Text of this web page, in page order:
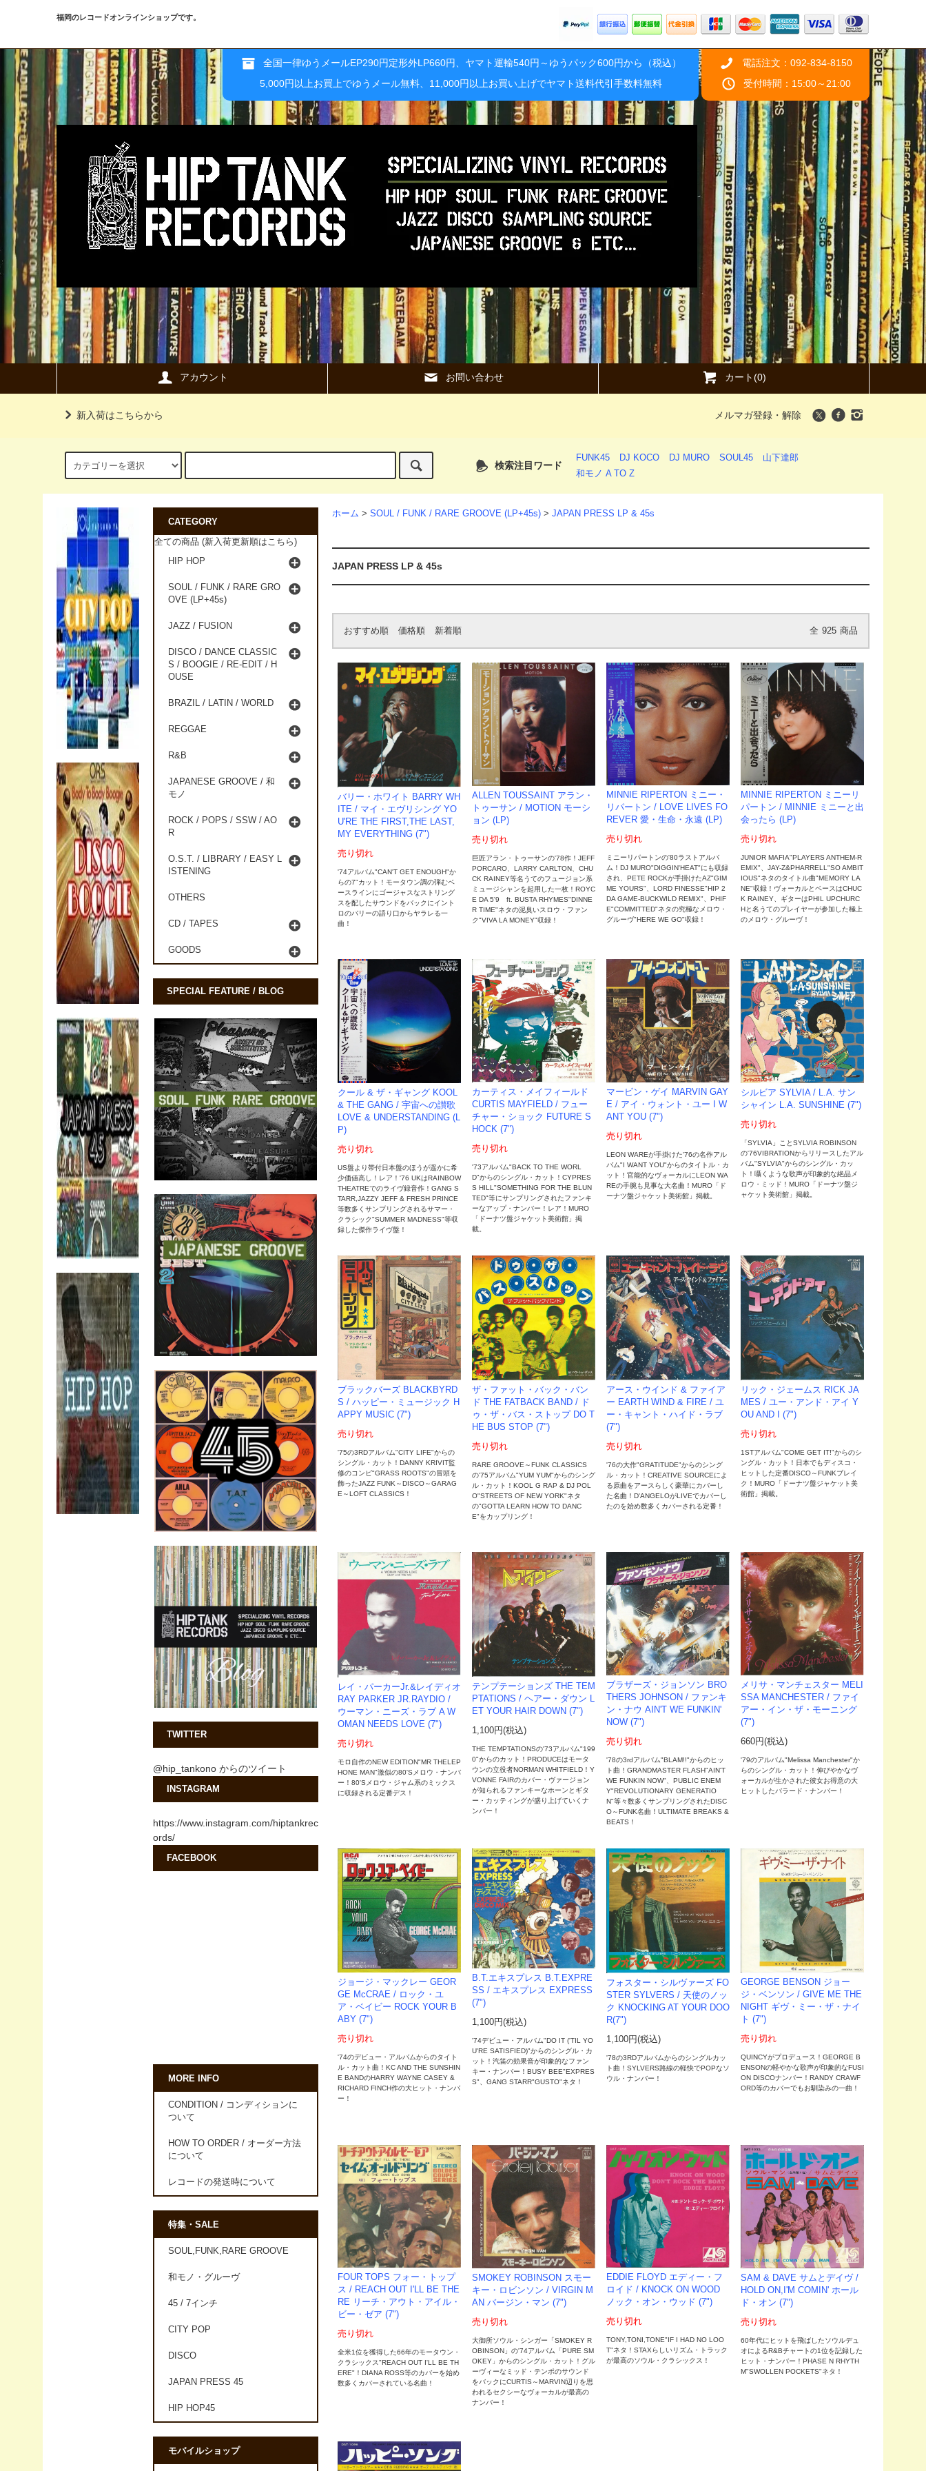
福岡のレコードオンラインショップです。
全国一律ゆうメールEP290円定形外LP660円、ヤマト運輸540円～ゆうパック600円から（税込）
5,000円以上お買上でゆうメール無料、11,000円以上お買い上げでヤマト送料代引手数料無料
電話注文：092-834-8150
受付時間：15:00～21:00
アカウント お問い合わせ カート(0)
新入荷はこちらから メルマガ登録・解除
検索注目ワード
FUNK45 DJ KOCO DJ MURO SOUL45
山下達郎
和モノ A TO Z
ホーム > SOUL / FUNK / RARE GROOVE (LP+45s) > JAPAN PRESS LP & 45s
JAPAN PRESS LP & 45s
おすすめ順 価格順 新着順 全 925 商品
バリー・ホワイト BARRY WH
ITE / マイ・エヴリシング YO
U'RE THE FIRST,THE LAST,
MY EVERYTHING (7")
売り切れ
'74アルバム"CAN'T GET ENOUGH"か
らの7"カット！モータウン調の弾むベ
ースラインにゴージャスなストリング
スを配したサウンドをバックにイント
ロのバリーの語り口からヤラレる一
曲！
ALLEN TOUSSAINT アラン・
トゥーサン / MOTION モーシ
ョン (LP)
売り切れ
巨匠アラン・トゥーサンの'78作！JEFF
PORCARO、LARRY CARLTON、CHU
CK RAINEY等名うてのフュージョン系
ミュージシャンを起用した一枚！ROYC
E DA 5'9 ft. BUSTA RHYMES"DINNE
R TIME"ネタの泥臭いスロウ・ファン
ク"VIVA LA MONEY"収録！
MINNIE RIPERTON ミニー・
リパートン / LOVE LIVES FO
REVER 愛・生命・永遠 (LP)
売り切れ
ミニーリパートンの'80ラストアルバ
ム！DJ MURO"DIGGIN'HEAT"にも収録
され、PETE ROCKが手掛けたAZ"GIM
ME YOURS"、LORD FINESSE"HIP 2
DA GAME-BUCKWILD REMIX"、PHIF
E"COMMITTED"ネタの究極なメロウ・
グルーヴ"HERE WE GO"収録！
MINNIE RIPERTON ミニーリ
パートン / MINNIE ミニーと出
会ったら (LP)
売り切れ
JUNIOR MAFIA"PLAYERS ANTHEM-R
EMIX"、JAY-Z&PHARRELL"SO AMBIT
IOUS"ネタのタイトル曲"MEMORY LA
NE"収録！ヴォーカルとベースはCHUC
K RAINEY、ギターはPHIL UPCHURC
Hと名うてのプレイヤーが参加した極上
のメロウ・グルーヴ！
クール & ザ・ギャング KOOL
& THE GANG / 宇宙への讃歌
LOVE & UNDERSTANDING (L
P)
売り切れ
US盤より帯付日本盤のほうが遥かに希
少価値高し！レア！'76 UKはRAINBOW
THEATREでのライヴ録音作！GANG S
TARR,JAZZY JEFF & FRESH PRINCE
等数多くサンプリングされるサマー・
クラシック"SUMMER MADNESS"等収
録した傑作ライヴ盤！
カーティス・メイフィールド
CURTIS MAYFIELD / フュー
チャー・ショック FUTURE S
HOCK (7")
売り切れ
'73アルバム"BACK TO THE WORL
D"からのシングル・カット！CYPRES
S HILL"SOMETHING FOR THE BLUN
TED"等にサンプリングされたファンキ
ーなアップ・ナンバー！レア！MURO
「ドーナツ盤ジャケット美術館」掲
載。
マービン・ゲイ MARVIN GAY
E / アイ・ウォント・ユー I W
ANT YOU (7")
売り切れ
LEON WAREが手掛けた'76の名作アル
バム"I WANT YOU"からのタイトル・カ
ット！官能的なヴォーカルにLEON WA
REの手腕も見事な大名曲！MURO「ド
ーナツ盤ジャケット美術館」掲載。
シルビア SYLVIA / L.A. サン
シャイン L.A. SUNSHINE (7")
売り切れ
「SYLVIA」ことSYLVIA ROBINSON
の'76VIBRATIONからリリースしたアル
バム"SYLVIA"からのシングル・カッ
ト！囁くような歌声が印象的な絶品メ
ロウ・ミッド！MURO「ドーナツ盤ジ
ャケット美術館」掲載。
ブラックバーズ BLACKBYRD
S / ハッピー・ミュージック H
APPY MUSIC (7")
売り切れ
'75の3RDアルバム"CITY LIFE"からの
シングル・カット！DANNY KRIVIT監
修のコンピ"GRASS ROOTS"の冒頭を
飾ったJAZZ FUNK～DISCO～GARAG
E～LOFT CLASSICS！
ザ・ファット・バック・バン
ド THE FATBACK BAND / ド
ゥ・ザ・バス・ストップ DO T
HE BUS STOP (7")
売り切れ
RARE GROOVE～FUNK CLASSICS
の'75アルバム"YUM YUM"からのシング
ル・カット！KOOL G RAP & DJ POL
O"STREETS OF NEW YORK"ネタ
の"GOTTA LEARN HOW TO DANC
E"をカップリング！
アース・ウインド & ファイア
ー EARTH WIND & FIRE / ユ
ー・キャント・ハイド・ラブ
(7")
売り切れ
'76の大作"GRATITUDE"からのシング
ル・カット！CREATIVE SOURCEによ
る原曲をアースらしく豪華にカバーし
た名曲！D'ANGELOがLIVEでカバーし
たのを始め数多くカバーされる定番！
リック・ジェームス RICK JA
MES / ユー・アンド・アイ Y
OU AND I (7")
売り切れ
1STアルバム"COME GET IT!"からのシ
ングル・カット！日本でもディスコ・
ヒットした定番DISCO～FUNKブレイ
ク！MURO「ドーナツ盤ジャケット美
術館」掲載。
レイ・パーカーJr.&レイディオ
RAY PARKER JR.RAYDIO /
ウーマン・ニーズ・ラブ A W
OMAN NEEDS LOVE (7")
売り切れ
モロ自作のNEW EDITION"MR THELEP
HONE MAN"激似の80'Sメロウ・ナンバ
ー！80'Sメロウ・ジャム系のミックス
に収録される定番デス！
テンプテーションズ THE TEM
PTATIONS / ヘアー・ダウン L
ET YOUR HAIR DOWN (7")
1,100円(税込)
THE TEMPTATIONSの'73アルバム"199
0"からのカット！PRODUCEはモータ
ウンの立役者NORMAN WHITFIELD！Y
VONNE FAIRのカバー・ヴァージョン
が知られるファンキーなホーンとギタ
ー・カッティングが盛り上げていくナ
ンバー！
ブラザーズ・ジョンソン BRO
THERS JOHNSON / ファンキ
ン・ナウ AIN'T WE FUNKIN'
NOW (7")
売り切れ
'78の3rdアルバム"BLAM!!"からのヒッ
ト曲！GRANDMASTER FLASH"AIN'T
WE FUNKIN NOW"、PUBLIC ENEM
Y"REVOLUTIONARY GENERATIO
N"等々数多くサンプリングされたDISC
O～FUNK名曲！ULTIMATE BREAKS &
BEATS！
メリサ・マンチェスター MELI
SSA MANCHESTER / ファイ
アー・イン・ザ・モーニング
(7")
660円(税込)
'79のアルバム"Melissa Manchester"か
らのシングル・カット！伸びやかなヴ
ォーカルが生かされた彼女お得意の大
ヒットしたバラード・ナンバー！
ジョージ・マックレー GEOR
GE McCRAE / ロック・ユ
ア・ベイビー ROCK YOUR B
ABY (7")
売り切れ
'74のデビュー・アルバムからのタイト
ル・カット曲！KC AND THE SUNSHIN
E BANDのHARRY WAYNE CASEY &
RICHARD FINCH作の大ヒット・ナンバ
ー！
B.T.エキスプレス B.T.EXPRE
SS / エキスプレス EXPRESS
(7")
1,100円(税込)
'74デビュー・アルバム"DO IT ('TIL YO
U'RE SATISFIED)"からのシングル・カ
ット！汽笛の効果音が印象的なファン
キー・ナンバー！BUSY BEE"EXPRES
S"、GANG STARR"GUSTO"ネタ！
フォスター・シルヴァーズ FO
STER SYLVERS / 天使のノッ
ク KNOCKING AT YOUR DOO
R(7")
1,100円(税込)
'78の3RDアルバムからのシングルカッ
ト曲！SYLVERS路線の軽快でPOPなソ
ウル・ナンバー！
GEORGE BENSON ジョー
ジ・ベンソン / GIVE ME THE
NIGHT ギヴ・ミー・ザ・ナイ
ト (7")
売り切れ
QUINCYがプロデュース！GEORGE B
ENSONの軽やかな歌声が印象的なFUSI
ON DISCOナンバー！RANDY CRAWF
ORD等のカバーでもお馴染みの一曲！
FOUR TOPS フォー・トップ
ス / REACH OUT I'LL BE THE
RE リーチ・アウト・アイル・
ビー・ゼア (7")
売り切れ
全米1位を獲得した66年のモータウン・
クラシックス"REACH OUT I'LL BE TH
ERE"！DIANA ROSS等のカバーを始め
数多くカバーされている名曲！
SMOKEY ROBINSON スモー
キー・ロビンソン / VIRGIN M
AN バージン・マン (7")
売り切れ
大御所ソウル・シンガー「SMOKEY R
OBINSON」の'74アルバム「PURE SM
OKEY」からのシングル・カット！グル
ーヴィーなミッド・テンポのサウンド
をバックにCURTIS～MARVIN辺りを思
われるセクシーなヴォーカルが最高の
ナンバー！
EDDIE FLOYD エディー・フ
ロイド / KNOCK ON WOOD
ノック・オン・ウッド (7")
売り切れ
TONY,TONI,TONE"IF I HAD NO LOO
T"ネタ！STAXらしいリズム・トラック
が最高のソウル・クラシックス！
SAM & DAVE サムとデイヴ /
HOLD ON,I'M COMIN' ホール
ド・オン (7")
売り切れ
60年代にヒットを飛ばしたソウルデュ
オによるR&Bチャートの1位を記録した
ヒット・ナンバー！PHASE N RHYTH
M"SWOLLEN POCKETS"ネタ！
CATEGORY
全ての商品 (新入荷更新順はこちら)
HIP HOP
SOUL / FUNK / RARE GRO
OVE (LP+45s)
JAZZ / FUSION
DISCO / DANCE CLASSIC
S / BOOGIE / RE-EDIT / H
OUSE
BRAZIL / LATIN / WORLD
REGGAE
R&B
JAPANESE GROOVE / 和
モノ
ROCK / POPS / SSW / AO
R
O.S.T. / LIBRARY / EASY L
ISTENING
OTHERS
CD / TAPES
GOODS
SPECIAL FEATURE / BLOG
TWITTER
@hip_tankono からのツイート
INSTAGRAM
https://www.instagram.com/hiptankrec
ords/
FACEBOOK
MORE INFO
CONDITION / コンディションに
ついて
HOW TO ORDER / オーダー方法
について
レコードの発送時について
特集・SALE
SOUL,FUNK,RARE GROOVE
和モノ・グルーヴ
45 / 7インチ
CITY POP
DISCO
JAPAN PRESS 45
HIP HOP45
モバイルショップ